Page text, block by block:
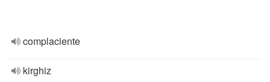
complaciente
kirghiz